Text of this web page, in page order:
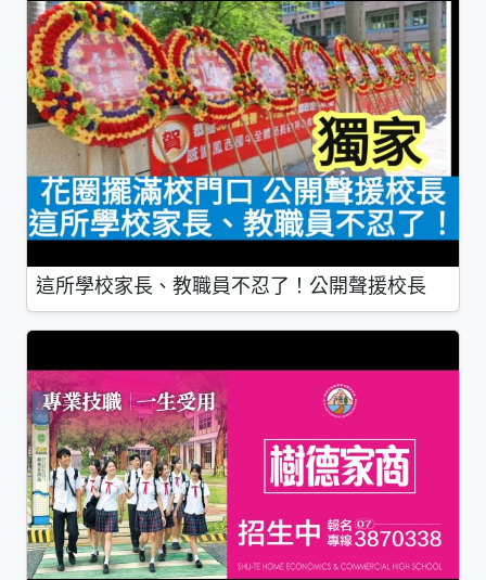
這所學校家長、教職員不忍了！公開聲援校長